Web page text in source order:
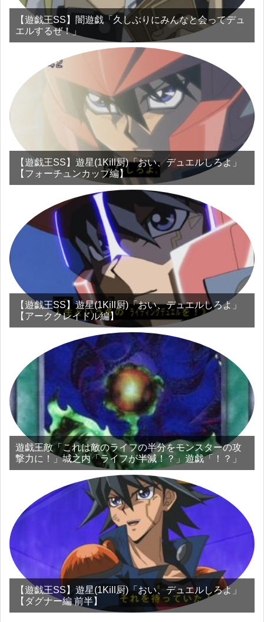
【遊戯王SS】闇遊戯「久しぶりにみんなと会ってデュ
エルするぜ！」
【遊戯王SS】遊星(1Kill厨)「おい、デュエルしろよ」
【フォーチュンカップ編】
【遊戯王SS】遊星(1Kill厨)「おい、デュエルしろよ」
【アーククレイドル編】
遊戯王敵「これは敵のライフの半分をモンスターの攻
撃力に！」城之内「ライフが半減！？」遊戯「！？」
【遊戯王SS】遊星(1Kill厨)「おい、デュエルしろよ」
【ダグナー編 前半】